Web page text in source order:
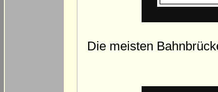
Die meisten